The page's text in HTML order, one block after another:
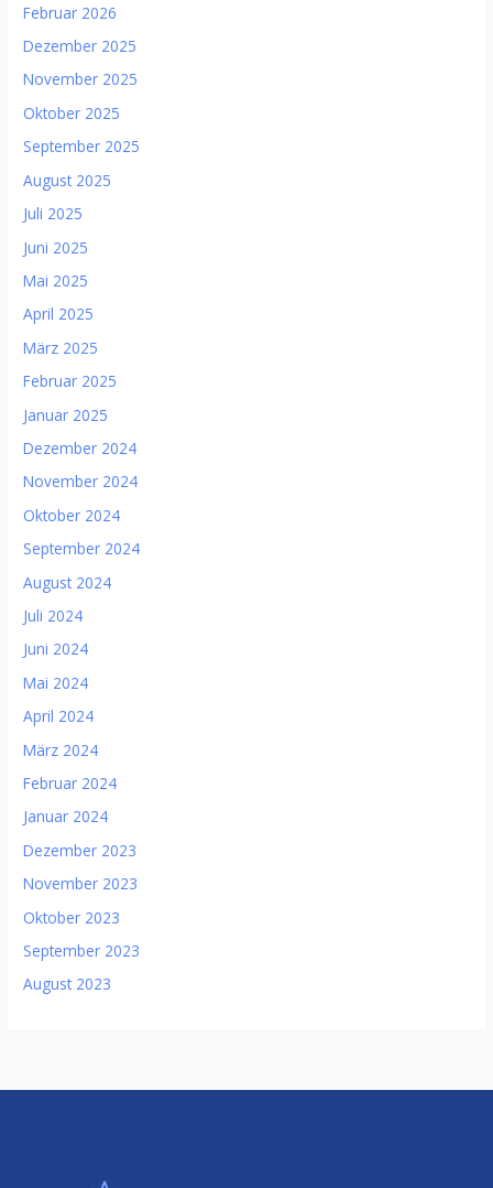
Februar 2026
Dezember 2025
November 2025
Oktober 2025
September 2025
August 2025
Juli 2025
Juni 2025
Mai 2025
April 2025
März 2025
Februar 2025
Januar 2025
Dezember 2024
November 2024
Oktober 2024
September 2024
August 2024
Juli 2024
Juni 2024
Mai 2024
April 2024
März 2024
Februar 2024
Januar 2024
Dezember 2023
November 2023
Oktober 2023
September 2023
August 2023